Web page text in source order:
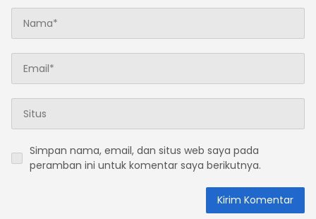
Simpan nama, email, dan situs web saya pada
peramban ini untuk komentar saya berikutnya.